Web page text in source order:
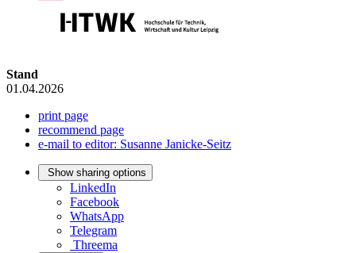
Stand
01.04.2026
print page
recommend page
e-mail to editor: Susanne Janicke-Seitz
Show sharing options
LinkedIn
Facebook
WhatsApp
Telegram
Threema